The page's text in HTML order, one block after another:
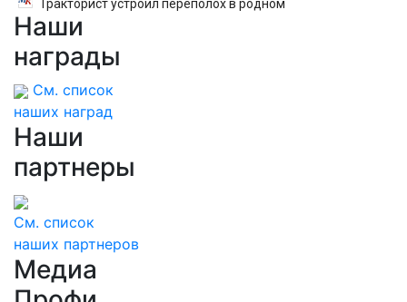
Тракторист устроил переполох в родном
поселке с погоней и стрельбой
Наши
награды
См. список
наших наград
Наши
партнеры
См. список
наших партнеров
Медиа